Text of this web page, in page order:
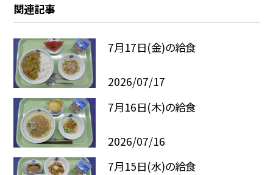
関連記事
7月17日(金)の給食
2026/07/17
7月16日(木)の給食
2026/07/16
7月15日(水)の給食